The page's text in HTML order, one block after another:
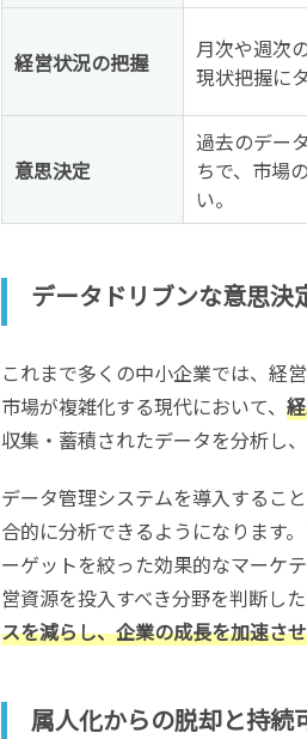
経営状況の把握
月次や週次
現状把握に
意思決定
過去のデー
ちで、市場
い。
データドリブンな意思決
これまで多くの中小企業では、経
市場が複雑化する現代において、
収集・蓄積されたデータを分析し
データ管理システムを導入するこ
合的に分析できるようになります
ーゲットを絞った効果的なマーケ
営資源を投入すべき分野を判断し
スを減らし、企業の成長を加速さ
属人化からの脱却と持続